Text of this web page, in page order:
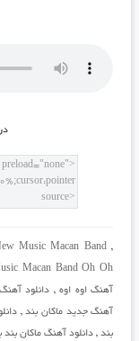
Music Macan Band,
Macan Band Oh Oh
آهنگ اوه اوه, دانلود
آهنگ جدید ماکان بند,
بند, دانلود آهنگ ماکان بند